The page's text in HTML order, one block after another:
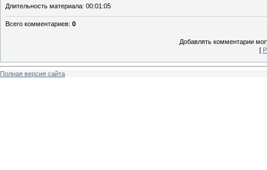
Длительность материала: 00:01:05
Всего комментариев: 0
Добавлять комментарии
[
Полная версия сайта